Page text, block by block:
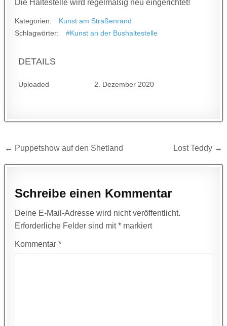
Die Haltestelle wird regelmäßig neu eingerichtet!
Kategorien:
Kunst am Straßenrand
Schlagwörter:
#Kunst an der Bushaltestelle
DETAILS
Uploaded 2. Dezember 2020
Beitragsnavigation
← Puppetshow auf den Shetland Lost Teddy →
Schreibe einen Kommentar
Deine E-Mail-Adresse wird nicht veröffentlicht.
Erforderliche Felder sind mit* markiert
Kommentar*